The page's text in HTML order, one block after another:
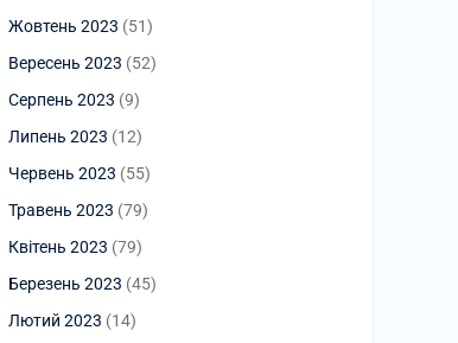
Жовтень 2023 (51)
Вересень 2023 (52)
Серпень 2023 (9)
Липень 2023 (12)
Червень 2023 (55)
Травень 2023 (79)
Квітень 2023 (79)
Березень 2023 (45)
Лютий 2023 (14)